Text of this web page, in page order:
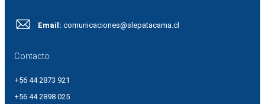
Email: comunicaciones@slepatacama.cl
Contacto
+56 44 2873 921
+56 44 2898 025